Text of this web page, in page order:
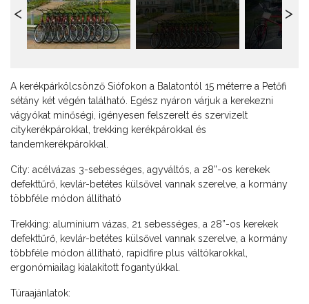
A kerékpárkölcsönző Siófokon a Balatontól 15 méterre a Petőfi
sétány két végén található. Egész nyáron várjuk a kerekezni
vágyókat minőségi, igényesen felszerelt és szervizelt
citykerékpárokkal, trekking kerékpárokkal és
tandemkerékpárokkal.
City: acélvázas 3-sebességes, agyváltós, a 28”-os kerekek
defekttűrő, kevlár-betétes külsővel vannak szerelve, a kormány
többféle módon állítható
Trekking: alumínium vázas, 21 sebességes, a 28”-os kerekek
defekttűrő, kevlár-betétes külsővel vannak szerelve, a kormány
többféle módon állítható, rapidfire plus váltókarokkal,
ergonómiailag kialakított fogantyúkkal.
Túraajánlatok: